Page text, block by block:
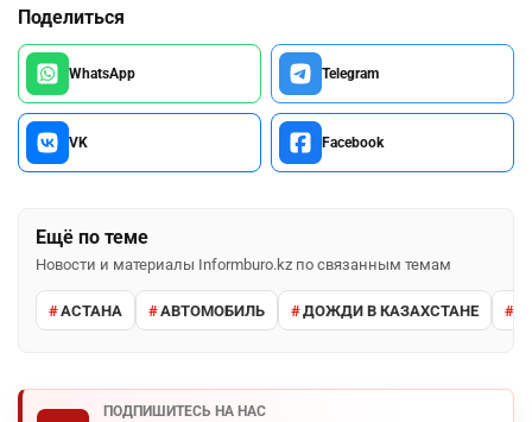
Поделиться
WhatsApp Telegram
VK Facebook
Ещё по теме
Новости и материалы Informburo.kz по связанным темам
АСТАНА АВТОМОБИЛЬ ДОЖДИ В КАЗАХСТАНЕ
ПОДПИШИТЕСЬ НА НАС